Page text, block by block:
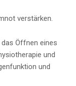
verstärken.
Öffnen eines
und
und